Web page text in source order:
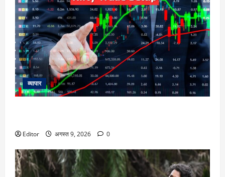
व्यापार
Editor अगस्त 9, 2026 0